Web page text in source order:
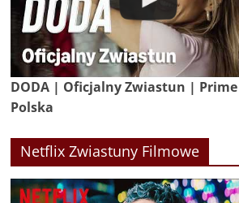
DODA | Oficjalny Zwiastun | Prime
Polska
Netflix Zwiastuny Filmowe